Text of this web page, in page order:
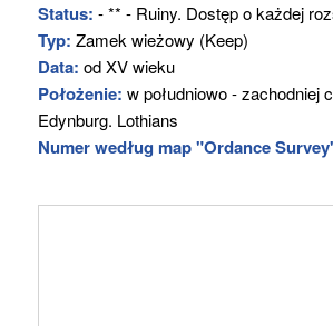
Status: - ** - Ruiny. Dostęp o każdej
Typ: Zamek wieżowy (Keep)
Data: od XV wieku
Położenie: w południowo - zachodniej
Edynburg. Lothians
Numer według map "Ordance